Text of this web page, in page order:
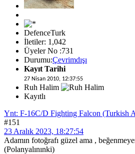
DefenceTurk
İletiler: 1,042
Üyeler No :731
Durumu:Çevrimdışı
Kayıt Tarihi
27 Nisan 2010, 12:37:55
Ruh Halim
Kayıtlı
Ynt: F-16C/D Fighting Falcon (Turkish
#151
23 Aralık 2023, 18:27:54
Adamın fotoğrafı güzel ama ,
(Polanyalınınki)